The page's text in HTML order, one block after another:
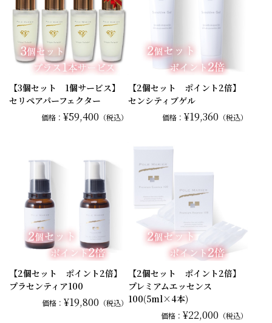
【3個セット 1個サービス】
セリペアパーフェクター
価格：¥59,400 （税込）
【2個セット ポイント2倍】
センシティブゲル
価格： ¥19,360 （税込）
【2個セット ポイント2倍】
プラセンティア100
価格：¥19,800 （税込）
【2個セット ポイント2倍】
プレミアムエッセンス
100(5ml×4本)
価格： ¥22,000 （税込）